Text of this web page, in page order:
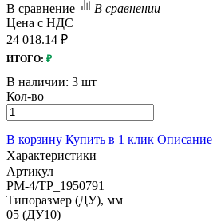
В сравнение
В сравнении
Цена с НДС
24 018.14 ₽
ИТОГО: ₽
В наличии: 3 шт
Кол-во
В корзину Купить в 1 клик Описание
Характеристики
Артикул
PM-4/TP_1950791
Типоразмер (ДУ), мм
05 (ДУ10)